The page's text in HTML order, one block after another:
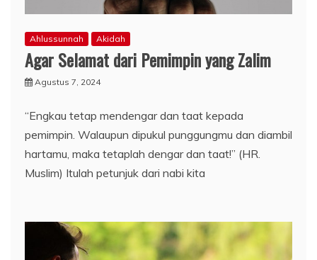
Ahlussunnah Akidah
Agar Selamat dari Pemimpin yang Zalim
Agustus 7, 2024
“Engkau tetap mendengar dan taat kepada
pemimpin. Walaupun dipukul punggungmu dan diambil
hartamu, maka tetaplah dengar dan taat!” (HR.
Muslim) Itulah petunjuk dari nabi kita